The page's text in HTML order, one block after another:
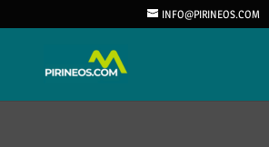
INFO@PIRINEOS.COM